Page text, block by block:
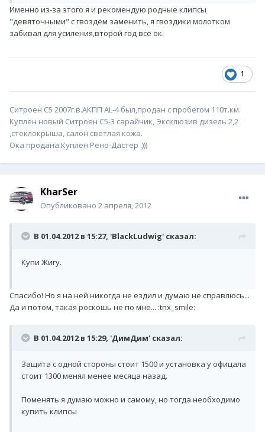
Именно из-за этого я и рекомендую родные клипсы
"девяточными" с гвоздём заменить, я гвоздики молотком
забивал для усиления,второй год всё ок.
1
Ситроен С5 2007г.в.АКПП AL-4 был,продан с пробегом 110т.км.
Куплен новый Ситроен С5-3 сарайчик, Эксклюзив дизель 2,2
,стеклокрыша, салон светлая кожа.
Ока продана.Куплен Рено-Дастер .)))
KharSer
Опубликовано 2 апреля, 2012
В 01.04.2012 в 15:27, 'BlackLudwig' сказал:
Купи Жигу.
Спасибо! Но я на ней никогда не ездил и думаю не справлюсь...
Да и потом, такая роскошь не по мне... :tnx_smile:
В 01.04.2012 в 15:29, 'ДимДим' сказал:
Защита с одной стороны стоит 1500 и установка у офицала
стоит 1300 менял менее месяца назад.
Поменять я думаю можно и самому, но тогда необходимо
купить клипсы